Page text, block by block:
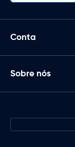
Conta
Sobre nós